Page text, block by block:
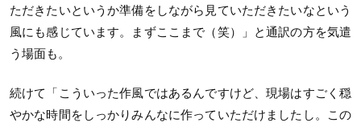
ただきたいというか準備をしながら見ていただきたいなという
風にも感じています。まずここまで（笑）」と通訳の方を気遣
う場面も。
続けて「こういった作風ではあるんですけど、現場はすごく穏
やかな時間をしっかりみんなに作っていただけましたし。この